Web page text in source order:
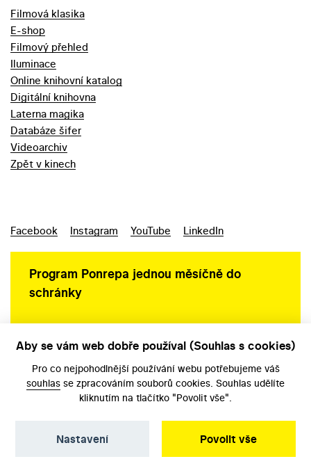
Filmová klasika
E-shop
Filmový přehled
Iluminace
Online knihovní katalog
Digitální knihovna
Laterna magika
Databáze šifer
Videoarchiv
Zpět v kinech
Facebook Instagram YouTube LinkedIn
Program Ponrepa jednou měsíčně do
schránky
Aby se vám web dobře používal (Souhlas s cookies)
Pro co nejpohodlnější používání webu potřebujeme váš
souhlas se zpracováním souborů cookies. Souhlas udělíte
kliknutím na tlačítko "Povolit vše".
Povolit vše
Nastavení